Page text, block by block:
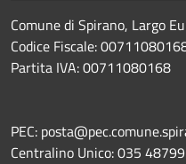
Comune di Spirano, Largo
Codice Fiscale:
Partita IVA: 00711080168
PEC:
Centralino Unico: 035